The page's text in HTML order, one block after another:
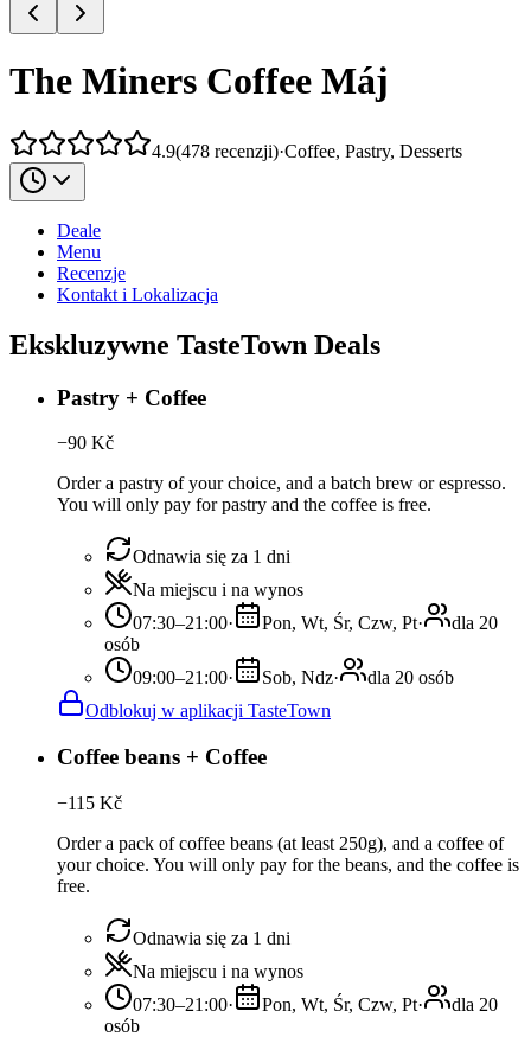
The Miners Coffee Máj
4.9(478 recenzji)·Coffee, Pastry, Desserts
Deale
Menu
Recenzje
Kontakt i Lokalizacja
Ekskluzywne TasteTown Deals
Pastry + Coffee
−90 Kč
Order a pastry of your choice, and a batch brew or espresso.
You will only pay for pastry and the coffee is free.
Odnawia się za 1 dni
Na miejscu i na wynos
07:30–21:00· Pon, Wt, Śr, Czw, Pt·
dla 20
osób
09:00–21:00· Sob, Ndz·
dla 20 osób
Odblokuj w aplikacji TasteTown
Coffee beans + Coffee
−115 Kč
Order a pack of coffee beans (at least 250g), and a coffee of
your choice. You will only pay for the beans, and the coffee is
free.
Odnawia się za 1 dni
Na miejscu i na wynos
07:30–21:00· Pon, Wt, Śr, Czw, Pt·
dla 20
osób